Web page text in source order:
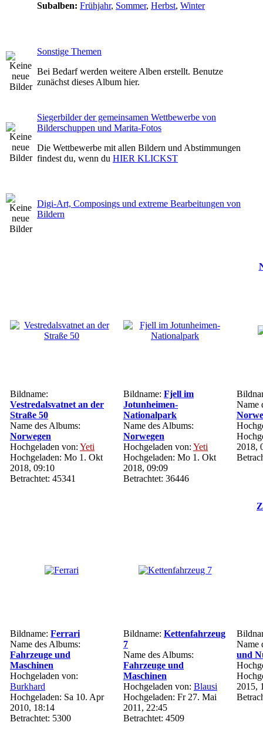
Subalben: Frühjahr, Sommer, Herbst, Winter
Sonstige Themen
Bei Bedarf werden weitere Alben erstellt. Benutze
zunächst dieses Album hier.
Siegerbilder der gemeinsamen Wettbewerbe von
Bilderschuppen und Marita-Fotos
Die Wettbewerbe mit allen Bildern und Abstimmungen
findest du, wenn du HIER KLICKST
Digi-Art, Composings und extreme Bearbeitungen von
Bildern
Bildname:
Vestredalsvatnet an der
Straße 50
Name des Albums:
Norwegen
Hochgeladen von: Yeti
Hochgeladen: Mo 1. Okt
2018, 09:10
Betrachtet: 45341
Bildname: Fjell im
Jotunheimen-
Nationalpark
Name des Albums:
Norwegen
Hochgeladen von: Yeti
Hochgeladen: Mo 1. Okt
2018, 09:09
Betrachtet: 36446
Name
2018,
Bildname: Ferrari
Name des Albums:
Fahrzeuge und
Maschinen
Hochgeladen von:
Burkhard
Hochgeladen: Sa 10. Apr
2010, 18:14
Betrachtet: 5300
Bildname: Kettenfahrzeug
7
Name des Albums:
Fahrzeuge und
Maschinen
Hochgeladen von: Blausi
Hochgeladen: Fr 27. Mai
2011, 22:45
Betrachtet: 4509
Name
und
2015,